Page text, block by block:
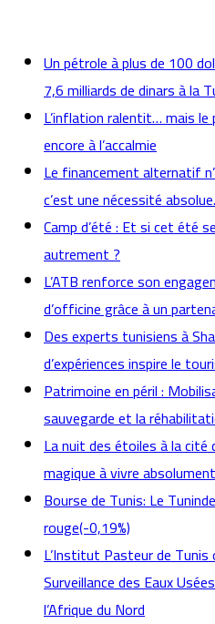
Un pétrole à plus de 100
7,6 milliards de dinars à la
L’inflation ralentit… mais le
encore à l’accalmie
Le financement alternatif
c’est une nécessité absolue.
Camp d’été : Et si cet été
autrement ?
L’ATB renforce son
d’officine grâce à un
Des experts tunisiens à
d’expériences inspire le
Patrimoine en péril :
sauvegarde et la
La nuit des étoiles à la cité
magique à vivre absolument
Bourse de Tunis: Le
rouge(-0,19%)
L’Institut Pasteur de
Surveillance des Eaux
l’Afrique du Nord